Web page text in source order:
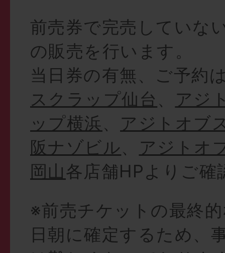
前売券で完売していな
の販売を行います。
当日券の有無、ご予約
スクラップ仙台 、
アジ
ップ横浜、 アジトオブ
阪ナゾビル、
アジトオ
岡山各店舗HPよりご確
※前売チケットの最終
日朝に確定するため、